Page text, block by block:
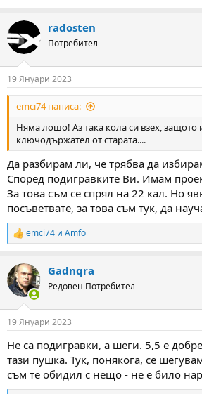
radosten
Потребител
19 Януари 2023
emci74 написа:
Няма лошо! Аз така кола си взех, защото
ключодържател от старата....
Да разбирам ли, че трябва да
Според подигравките Ви. Имам
За това съм се спрял на 22 кал. Но
посъветвате, за това съм тук, да
R
e
c
t
i
s
emci74 и Amfo
Gadnqra
Редовен Потребител
19 Януари 2023
Не са подигравки, а шеги. 5,5 е
тази пушка. Тук, понякога, се
съм те обидил с нещо - не е било